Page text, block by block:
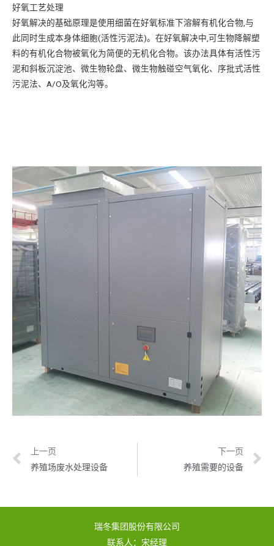
好氧工艺处理
好氧解决的基础原理是使用细菌在好氧标准下溶解有机化合物,与
此同时生成本身体细胞(活性污泥法)。在好氧解决中,可生物降解塑
料的有机化合物被氧化为简便的无机化合物。该办法具体有活性污
泥和斜板沉淀池、微生物轮盘、微生物触碰空气氧化、序批式活性
污泥法、A/O及氧化沟等。
上一页
养殖场废水处理设备
下一页
养殖需要的设备
瑞冬集团股份有限公司
联系人：宋经理